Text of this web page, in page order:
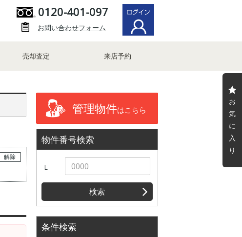
0120-401-097
お問い合わせフォーム
売却査定 来店予約
お
気
に
入
り
解除
管理物件はこちら
物件番号検索
L ―
検索
条件検索